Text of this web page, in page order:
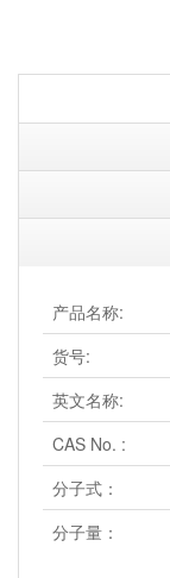
产品名称:
货号:
英文名称:
CAS No. :
分子式：
分子量：